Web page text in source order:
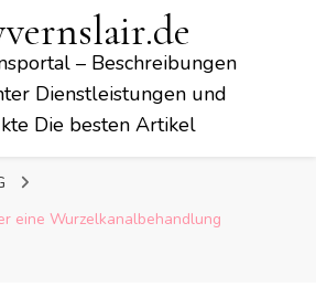
– Beschreibungen
Dienstleistungen und
Die besten Artikel
eine Wurzelkanalbehandlung